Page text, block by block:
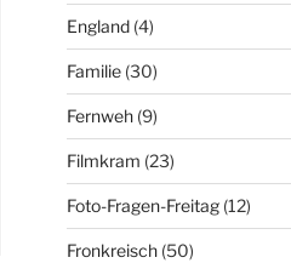
England(4)
Familie(30)
Fernweh(9)
Filmkram (23)
Foto-Fragen-Freitag(12)
Fronkreisch(50)